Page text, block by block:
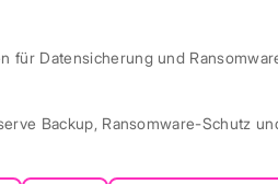
für Datensicherung und
Backup, Ransomware-Schutz